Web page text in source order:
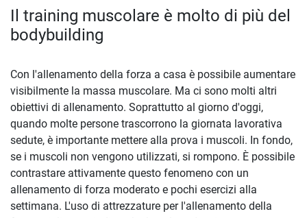
Il training muscolare è molto di più del
bodybuilding
Con l'allenamento della forza a casa è possibile aumentare
visibilmente la massa muscolare. Ma ci sono molti altri
obiettivi di allenamento. Soprattutto al giorno d'oggi,
quando molte persone trascorrono la giornata lavorativa
sedute, è importante mettere alla prova i muscoli. In fondo,
se i muscoli non vengono utilizzati, si rompono. È possibile
contrastare attivamente questo fenomeno con un
allenamento di forza moderato e pochi esercizi alla
settimana. L'uso di attrezzature per l'allenamento della